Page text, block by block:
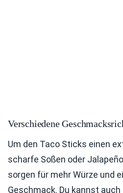
Verschiedene
Um den Taco Sticks einen
scharfe Soßen oder
sorgen für mehr Würze und
Geschmack. Du kannst